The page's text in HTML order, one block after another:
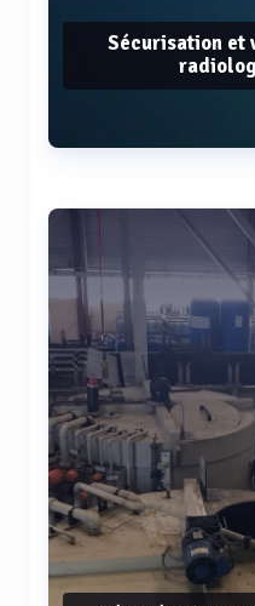
Sécurisation et